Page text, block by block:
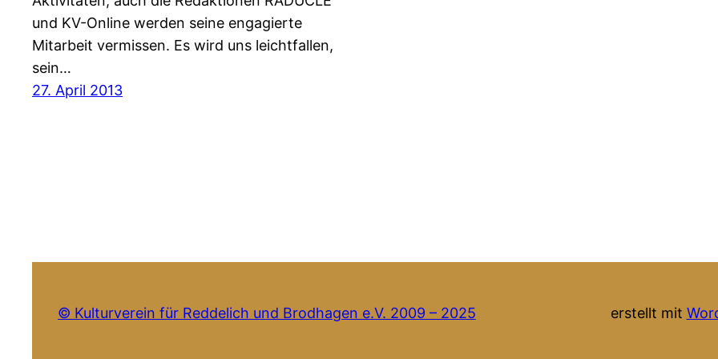
und KV-Online werden seine engagierte
Mitarbeit vermissen. Es wird uns leichtfallen,
sein…
27. April 2013
© Kulturverein für Reddelich und Brodhagen e.V. 2009 – 2025 erstellt mit